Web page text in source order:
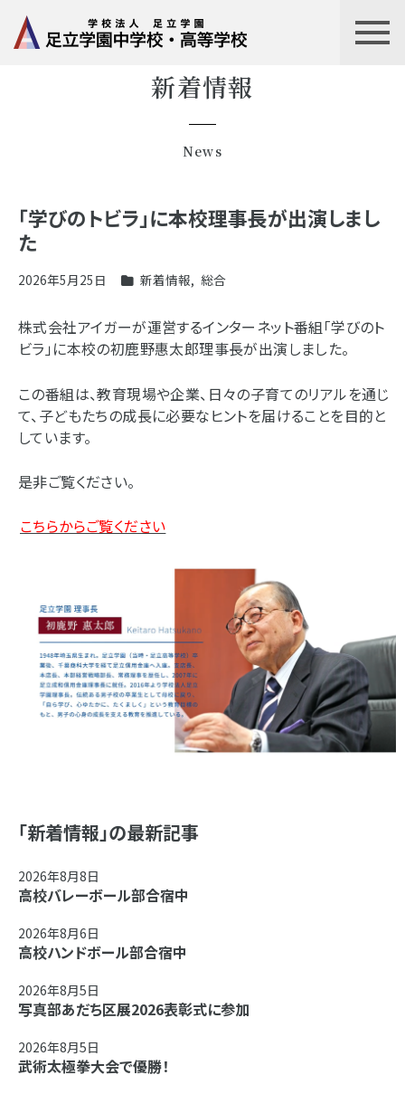
新着情報
News
「学びのトビラ」に本校理事長が出演しまし
た
2026年5月25日 新着情報, 総合
株式会社アイガーが運営するインターネット番組「学びのト
ビラ」に本校の初鹿野惠太郎理事長が出演しました。
この番組は、教育現場や企業、日々の子育てのリアルを通じ
て、子どもたちの成長に必要なヒントを届けることを目的と
しています。
是非ご覧ください。
こちらからご覧ください
「新着情報」の最新記事
2026年8月8日
高校バレーボール部合宿中
2026年8月6日
高校ハンドボール部合宿中
2026年8月5日
写真部あだち区展2026表彰式に参加
2026年8月5日
武術太極拳大会で優勝！